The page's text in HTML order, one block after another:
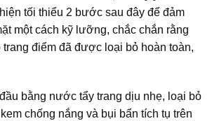
tối thiểu 2 bước sau đây để đảm
một cách kỹ lưỡng, chắc chắn rằng
điểm đã được loại bỏ hoàn toàn,
bằng nước tẩy trang dịu nhẹ, loại bỏ
chống nắng và bụi bẩn tích tụ trên